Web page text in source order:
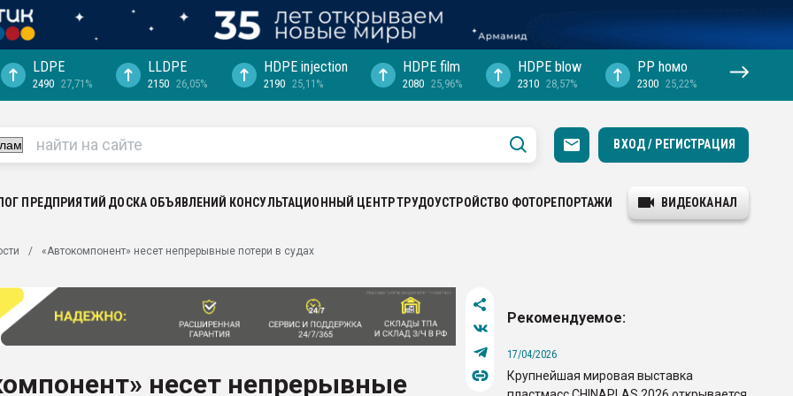
с.-в.
довольна
ПЭТ
для
LDPE
2490 27,71%
LLDPE
2150 26,05%
HDPE injection
2190 25,11%
HDPE film
2080 25,96%
HDPE blow
2310 28,57%
PP hомо
2300 25,22%
ВХОД / РЕГИСТРАЦИЯ
ПРЕДПРИЯТИЙ ДОСКА ОБЪЯВЛЕНИЙ КОНСУЛЬТАЦИОННЫЙ ЦЕНТРТРУДОУСТРОЙСТВО ФОТОРЕПОРТАЖИ ВИДЕОКАНАЛ
«Автокомпонент» несет непрерывные потери в судах
несет непрерывные
Рекомендуемое:
17/04/2026
Крупнейшая мировая выставка